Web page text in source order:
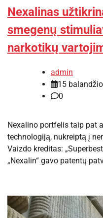
Nexalinas
smegenų
narkotikų
admin
15
0
Nexalino portfelis taip pat
technologiją, nukreiptą į
Vaizdo kreditas:
„Nexalin“ gavo patentų